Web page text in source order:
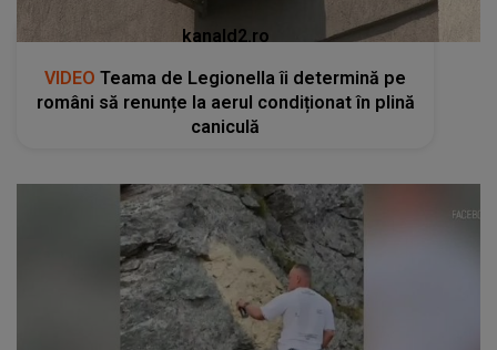
kanald2.ro
VIDEO Teama de Legionella îi determină pe
români să renunțe la aerul condiționat în plină
caniculă